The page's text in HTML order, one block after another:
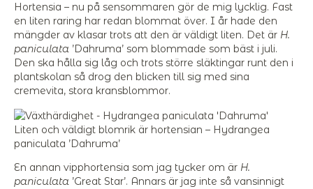
Hortensia – nu på sensommaren gör de mig lycklig. Fast
en liten raring har redan blommat över. I år hade den
mängder av klasar trots att den är väldigt liten. Det är H.
paniculata ’Dahruma’ som blommade som bäst i juli.
Den ska hålla sig låg och trots större släktingar runt den i
plantskolan så drog den blicken till sig med sina
cremevita, stora kransblommor.
Liten och väldigt blomrik är hortensian – Hydrangea
paniculata ’Dahruma’
En annan vipphortensia som jag tycker om är H.
paniculata ’Great Star’. Annars är jag inte så vansinnigt